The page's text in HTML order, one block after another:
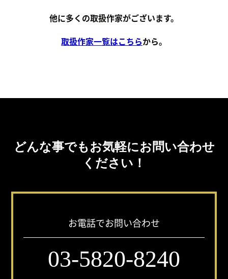
他に多くの取扱作家がございます。
取扱作家一覧はこちらから。
どんな事でもお気軽にお問い合わせ
ください！
お電話でお問い合わせ
03-5820-8240